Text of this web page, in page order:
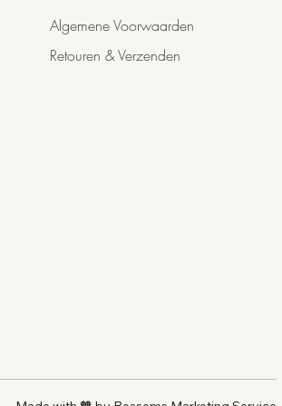
EXTRACT, CAMELLIA SINENSIS LEAF
OLERACEA FRUIT EXTRACT, OPUNTIA
EXTRACT, ROSMARINUS OFFICINALIS LEAF
Algemene Voorwaarden
Retouren & Verzenden